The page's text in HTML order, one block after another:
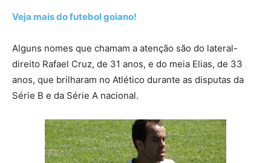
Veja mais do futebol goiano!
Alguns nomes que chamam a atenção são do lateral-
direito Rafael Cruz, de 31 anos, e do meia Elias, de 33
anos, que brilharam no Atlético durante as disputas da
Série B e da Série A nacional.